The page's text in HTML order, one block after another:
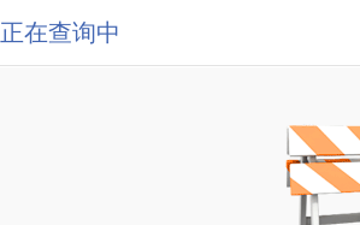
正在查询中